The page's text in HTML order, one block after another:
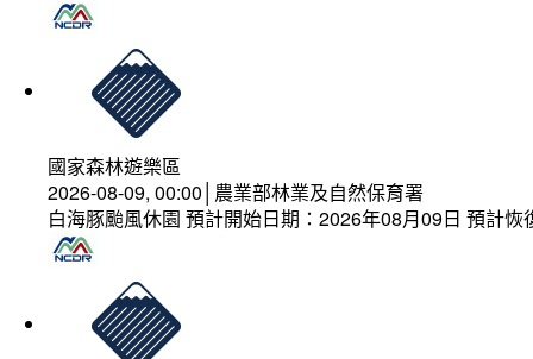
國家森林遊樂區
2026-08-09, 00:00│農業部林業及自然保育署
白海豚颱風休園 預計開始日期：2026年08月09日 預計